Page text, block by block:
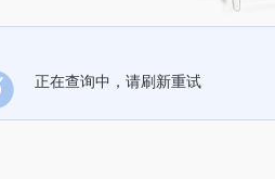
正在查询中，请刷新重试